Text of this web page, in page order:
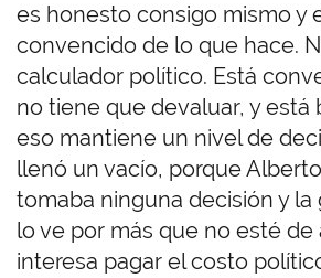
es honesto consigo mismo y
convencido de lo que hace.
calculador político. Está
no tiene que devaluar, y está
eso mantiene un nivel de
llenó un vacío, porque
tomaba ninguna decisión y
lo ve por más que no esté de
interesa pagar el costo